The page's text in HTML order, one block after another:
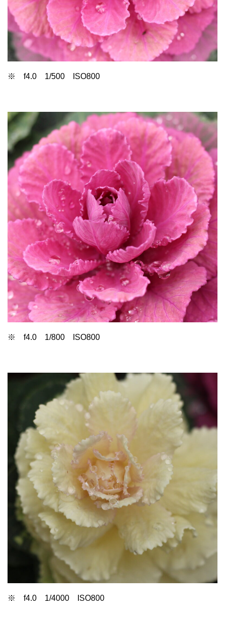
※ f4.0 1/500 ISO800
※ f4.0 1/800 ISO800
※ f4.0 1/4000 ISO800